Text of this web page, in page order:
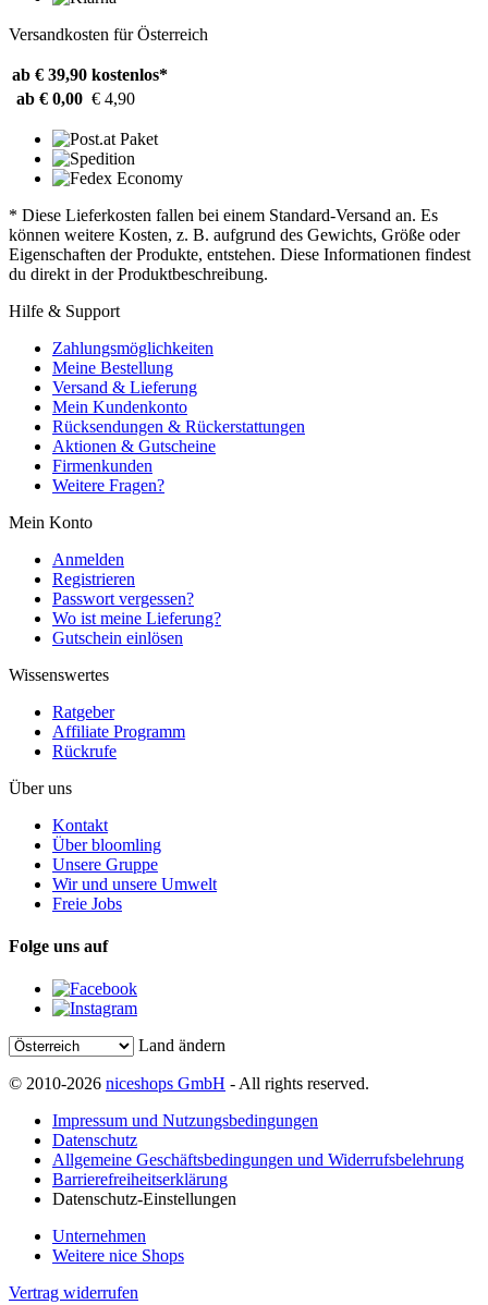
Versandkosten für Österreich
ab € 39,90 kostenlos*
ab € 0,00 € 4,90
* Diese Lieferkosten fallen bei einem Standard-Versand an. Es
können weitere Kosten, z. B. aufgrund des Gewichts, Größe oder
Eigenschaften der Produkte, entstehen. Diese Informationen findest
du direkt in der Produktbeschreibung.
Hilfe & Support
Zahlungsmöglichkeiten
Meine Bestellung
Versand & Lieferung
Mein Kundenkonto
Rücksendungen & Rückerstattungen
Aktionen & Gutscheine
Firmenkunden
Weitere Fragen?
Mein Konto
Anmelden
Registrieren
Passwort vergessen?
Wo ist meine Lieferung?
Gutschein einlösen
Wissenswertes
Ratgeber
Affiliate Programm
Rückrufe
Über uns
Kontakt
Über bloomling
Unsere Gruppe
Wir und unsere Umwelt
Freie Jobs
Folge uns auf
Land ändern
© 2010-2026 niceshops GmbH - All rights reserved.
Impressum und Nutzungsbedingungen
Datenschutz
Allgemeine Geschäftsbedingungen und Widerrufsbelehrung
Barrierefreiheitserklärung
Datenschutz-Einstellungen
Unternehmen
Weitere nice Shops
Vertrag widerrufen